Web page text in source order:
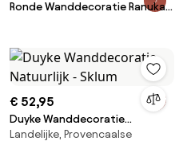
Ronde Wanddecoratie Ranukao
€ 52,95
Duyke Wanddecoratie
Natuurlijk - Sklum
Landelijke, Provencaalse